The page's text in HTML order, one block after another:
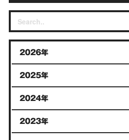
2026年
2025年
2024年
2023年